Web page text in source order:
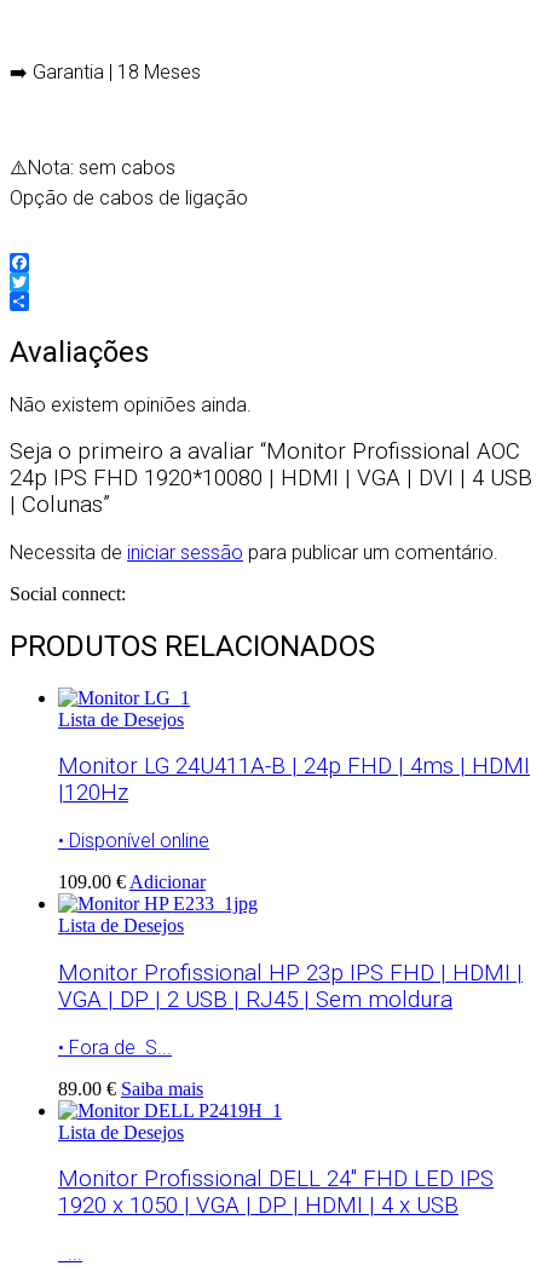
➡️ Garantia | 18 Meses
⚠️Nota: sem cabos
Opção de cabos de ligação
Facebook
Twitter
Avaliações
Não existem opiniões ainda.
Seja o primeiro a avaliar “Monitor Profissional AOC
24p IPS FHD 1920*10080 | HDMI | VGA | DVI | 4 USB
| Colunas”
Necessita de iniciar sessão para publicar um comentário.
Social connect:
PRODUTOS RELACIONADOS
Lista de Desejos
Monitor LG 24U411A-B | 24p FHD | 4ms | HDMI
|120Hz
• Disponível online
109.00 € Adicionar
Lista de Desejos
Monitor Profissional HP 23p IPS FHD | HDMI |
VGA | DP | 2 USB | RJ45 | Sem moldura
• Fora de S...
89.00 € Saiba mais
Lista de Desejos
Monitor Profissional DELL 24″ FHD LED IPS
1920 x 1050 | VGA | DP | HDMI | 4 x USB
...